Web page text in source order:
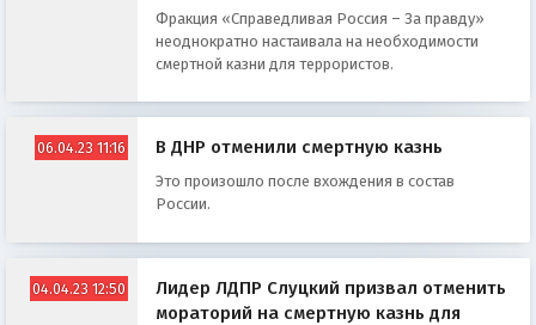
Фракция «Справедливая Россия – За правду»
неоднократно настаивала на необходимости
смертной казни для террористов.
06.04.23 11:16 В ДНР отменили смертную казнь
Это произошло после вхождения в состав
России.
04.04.23 12:50
Лидер ЛДПР Слуцкий призвал отменить
мораторий на смертную казнь для